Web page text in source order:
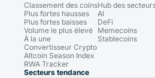
Classement des coins
Plus fortes hausses
Plus fortes baisses
Volume le plus élevé
À la une
Convertisseur Crypto
Altcoin Season Index
RWA Tracker
Hub des
AI
DeFi
Memecoins
Stablecoins
Secteurs tendance